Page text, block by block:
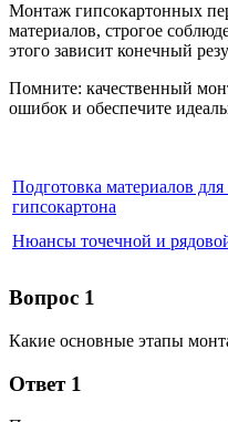
Монтаж гипсокартонных
материалов, строгое
этого зависит конечный
Помните: качественный
ошибок и обеспечите
Подготовка материалов
гипсокартона
Нюансы точечной и
Вопрос 1
Какие основные этапы
Ответ 1